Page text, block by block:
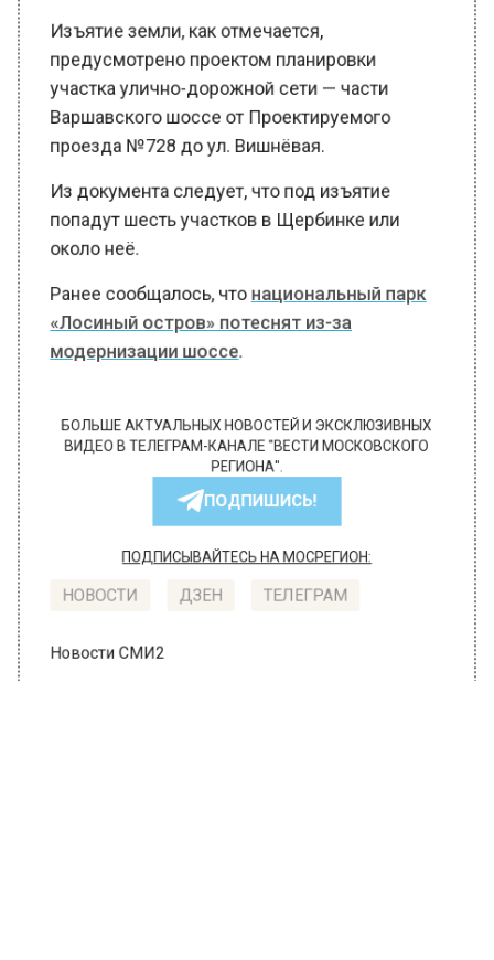
Изъятие земли, как отмечается,
предусмотрено проектом планировки
участка улично-дорожной сети — части
Варшавского шоссе от Проектируемого
проезда №728 до ул. Вишнёвая.
Из документа следует, что под изъятие
попадут шесть участков в Щербинке или
около неё.
Ранее сообщалось, чтонациональный парк
«Лосиный остров» потеснят из-за
модернизации шоссе.
БОЛЬШЕ АКТУАЛЬНЫХ НОВОСТЕЙ И ЭКСКЛЮЗИВНЫХ
ВИДЕО В ТЕЛЕГРАМ-КАНАЛЕ "ВЕСТИ МОСКОВСКОГО
ПОДПИШИСЬ!